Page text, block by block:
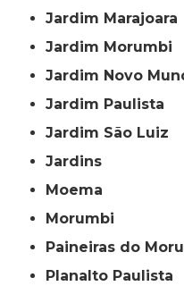
Jardim Marajoara
Jardim Morumbi
Jardim Novo
Jardim Paulista
Jardim São Luiz
Jardins
Moema
Morumbi
Paineiras do
Planalto Paulista